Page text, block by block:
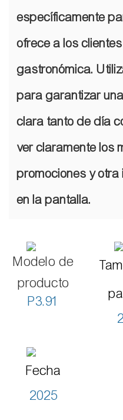
específicamente
ofrece a los
gastronómica.
para garantizar
clara tanto de día
ver claramente los
promociones y
en la pantalla.
Modelo de
producto
P3.91
Fecha
2025